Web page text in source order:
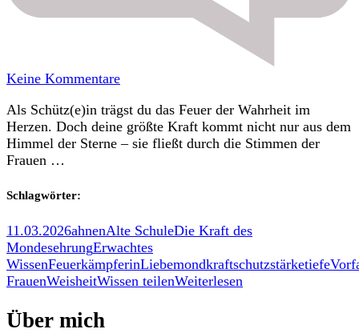
Keine Kommentarezu
11.03.2026
Mondkraft
Höhepunkt
Als Schütz(e)in trägst du das Feuer der Wahrheit im
Herzen. Doch deine größte Kraft kommt nicht nur aus dem
Himmel der Sterne – sie fließt durch die Stimmen der
Frauen …
Schlagwörter:
11.03.2026ahnenAlte SchuleDie Kraft des
MondesehrungErwachtes
WissenFeuerkämpferinLiebemondkraftschutzstärketiefe
FrauenWeisheitWissen teilenWeiterlesen
Über mich